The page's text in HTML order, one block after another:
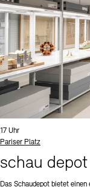
Uhrzeit:
17 Uhr
Standort
Pariser Platz
schau
Das Schaudepot bietet